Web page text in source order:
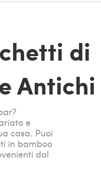
di
Antichi
e
casa. Puoi
in bamboo
dal